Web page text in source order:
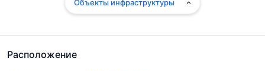
Расположение
Объекты инфраструктуры